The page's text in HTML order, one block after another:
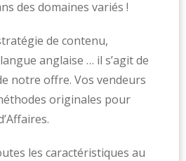
des domaines variés !
de contenu,
anglaise … il s’agit de
notre offre. Vos vendeurs
originales pour
les caractéristiques au